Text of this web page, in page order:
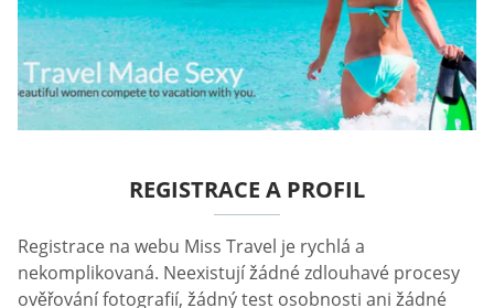
REGISTRACE A PROFIL
Registrace na webu Miss Travel je rychlá a
nekomplikovaná. Neexistují žádné zdlouhavé procesy
ověřování fotografií, žádný test osobnosti ani žádné